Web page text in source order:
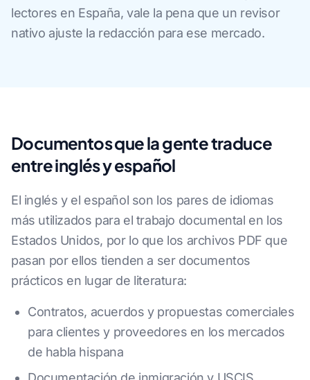
lectores en España, vale la pena que un revisor
nativo ajuste la redacción para ese mercado.
Documentos que la gente traduce
entre inglés y español
El inglés y el español son los pares de idiomas
más utilizados para el trabajo documental en los
Estados Unidos, por lo que los archivos PDF que
pasan por ellos tienden a ser documentos
prácticos en lugar de literatura:
Contratos, acuerdos y propuestas comerciales
para clientes y proveedores en los mercados
de habla hispana